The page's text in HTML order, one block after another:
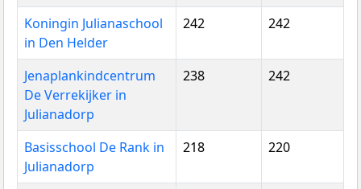
Koningin Julianaschool
in Den Helder
242 242
Jenaplankindcentrum
De Verrekijker in
Julianadorp
238 242
Basisschool De Rank in
Julianadorp
218 220